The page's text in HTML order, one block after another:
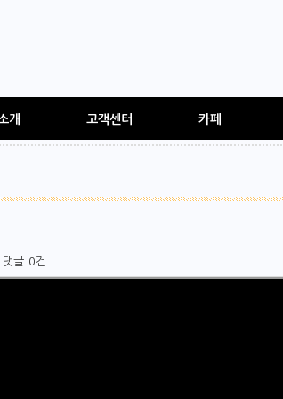
개 고객센터 카페
댓글 0건